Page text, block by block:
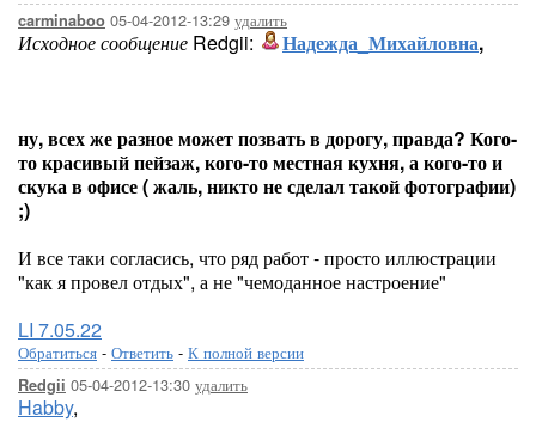
carminaboo 05-04-2012-13:29 удалить
Исходное сообщение Redgii: Надежда_Михайловна,
ну, всех же разное может позвать в дорогу, правда? Кого-
то красивый пейзаж, кого-то местная кухня, а кого-то и
скука в офисе ( жаль, никто не сделал такой фотографии)
;)
И все таки согласись, что ряд работ - просто иллюстрации
"как я провел отдых", а не "чемоданное настроение"
LI 7.05.22
Обратиться - Ответить - К полной версии
Redgii 05-04-2012-13:30 удалить
Habby,